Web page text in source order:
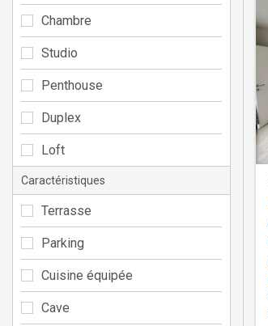
Chambre
Studio
Penthouse
Duplex
Loft
Caractéristiques
Terrasse
Parking
Cuisine équipée
Cave